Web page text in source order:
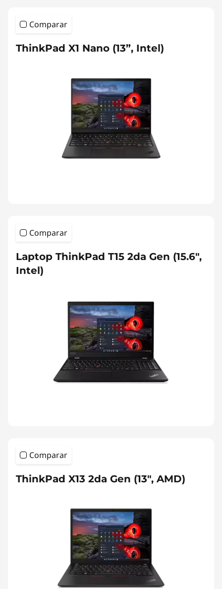
Comparar
ThinkPad X1 Nano (13”, Intel)
Comparar
Laptop ThinkPad T15 2da Gen (15.6",
Intel)
Comparar
ThinkPad X13 2da Gen (13", AMD)